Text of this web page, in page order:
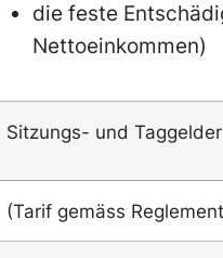
die feste
Nettoeinkommen)
Sitzungs- und
(Tarif gemäss